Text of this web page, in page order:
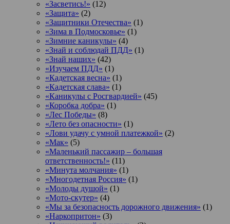
«Засветись!» (12)
«Защита» (2)
«Защитники Отечества» (1)
«Зима в Подмосковье» (1)
«Зимние каникулы» (4)
«Знай и соблюдай ПДД» (1)
«Знай наших» (42)
«Изучаем ПДД» (1)
«Кадетская весна» (1)
«Кадетская слава» (1)
«Каникулы с Росгвардией» (45)
«Коробка добра» (1)
«Лес Победы» (8)
«Лето без опасности» (1)
«Лови удачу с умной платежкой» (2)
«Мак» (5)
«Маленький пассажир – большая
ответственность!» (11)
«Минута молчания» (1)
«Многодетная Россия» (1)
«Молоды душой» (1)
«Мото-скутер» (4)
«Мы за безопасность дорожного движения» (1)
«Наркопритон» (3)